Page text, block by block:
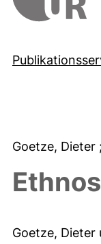
Goetze, Dieter
Goetze, Dieter